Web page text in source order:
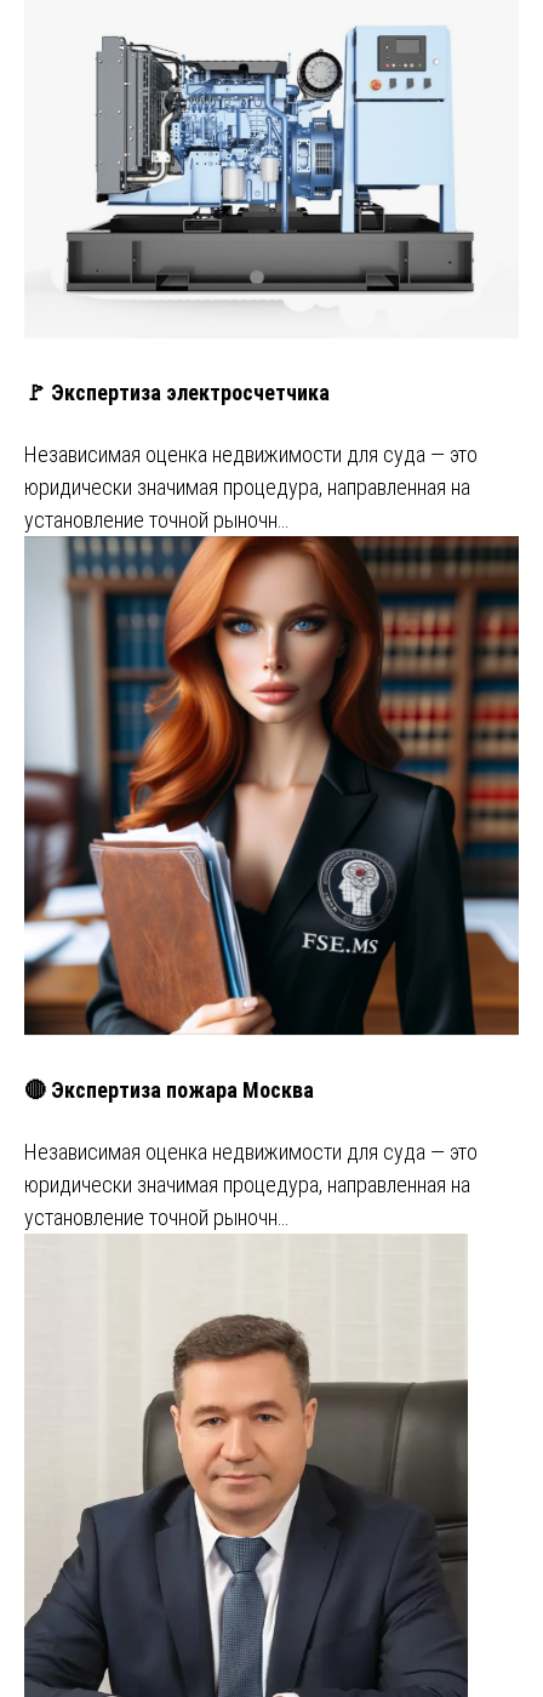
🚩 Экспертиза электросчетчика
Независимая оценка недвижимости для суда — это
юридически значимая процедура, направленная на
установление точной рыночн…
🔴 Экспертиза пожара Москва
Независимая оценка недвижимости для суда — это
юридически значимая процедура, направленная на
установление точной рыночн…